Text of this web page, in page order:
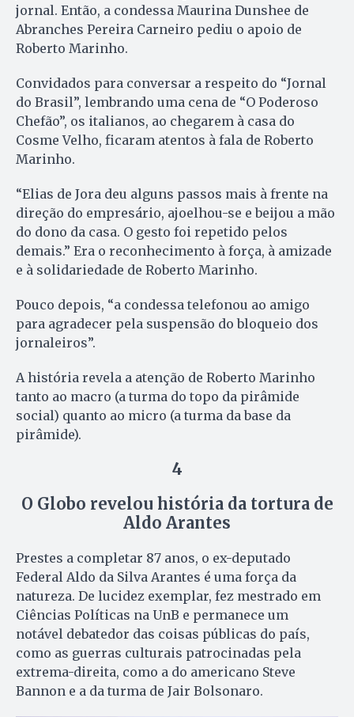
jornal. Então, a condessa Maurina Dunshee de
Abranches Pereira Carneiro pediu o apoio de
Roberto Marinho.
Convidados para conversar a respeito do “Jornal
do Brasil”, lembrando uma cena de “O Poderoso
Chefão”, os italianos, ao chegarem à casa do
Cosme Velho, ficaram atentos à fala de Roberto
Marinho.
“Elias de Jora deu alguns passos mais à frente na
direção do empresário, ajoelhou-se e beijou a mão
do dono da casa. O gesto foi repetido pelos
demais.” Era o reconhecimento à força, à amizade
e à solidariedade de Roberto Marinho.
Pouco depois, “a condessa telefonou ao amigo
para agradecer pela suspensão do bloqueio dos
jornaleiros”.
A história revela a atenção de Roberto Marinho
tanto ao macro (a turma do topo da pirâmide
social) quanto ao micro (a turma da base da
pirâmide).
4
O Globo revelou história da tortura de
Aldo Arantes
Prestes a completar 87 anos, o ex-deputado
Federal Aldo da Silva Arantes é uma força da
natureza. De lucidez exemplar, fez mestrado em
Ciências Políticas na UnB e permanece um
notável debatedor das coisas públicas do país,
como as guerras culturais patrocinadas pela
extrema-direita, como a do americano Steve
Bannon e a da turma de Jair Bolsonaro.